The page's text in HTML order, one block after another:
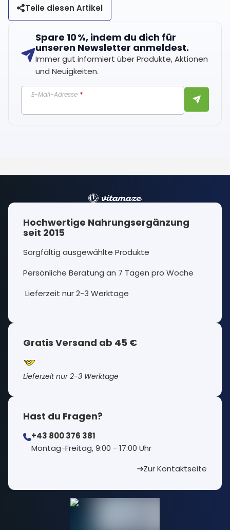
Teile diesen Artikel
Spare 10 %, indem du dich für
unseren Newsletter anmeldest.
Immer gut informiert über Produkte, Aktionen
und Neuigkeiten.
E-Mail-Adresse *
Hochwertige Nahrungsergänzung
seit 2015
Sorgfältig ausgewählte Produkte
Persönliche Beratung an 7 Tagen pro Woche
Lieferzeit nur 2-3 Werktage
Gratis Versand ab 45 €
Lieferzeit nur 2-3 Werktage
Hast du Fragen?
+43 800 376 381
⁠Montag-Freitag, 9:00 - 17:00 Uhr
Zur Kontaktseite